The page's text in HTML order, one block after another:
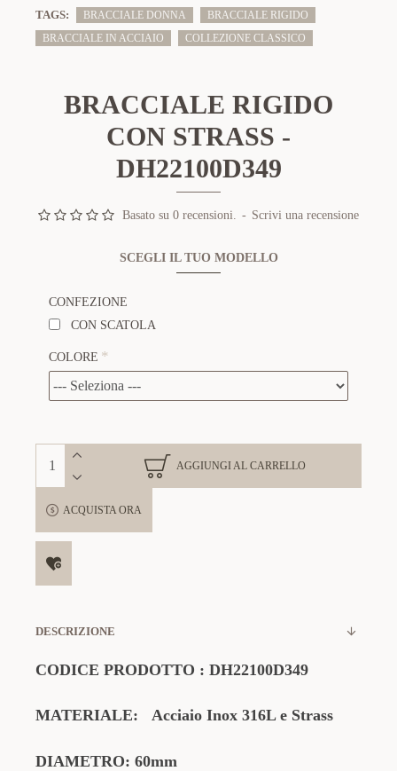
TAGS: BRACCIALE DONNA
BRACCIALE RIGIDO
BRACCIALE IN ACCIAIO
COLLEZIONE CLASSICO
BRACCIALE RIGIDO
CON STRASS -
DH22100D349
Basato su 0 recensioni. - Scrivi una recensione
SCEGLI IL TUO MODELLO
CONFEZIONE
CON SCATOLA
COLORE
AGGIUNGI AL CARRELLO
ACQUISTA ORA
DESCRIZIONE
CODICE PRODOTTO : DH22100D349
MATERIALE: Acciaio Inox 316L e Strass
DIAMETRO: 60mm